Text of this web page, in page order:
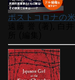
ポストコロナの